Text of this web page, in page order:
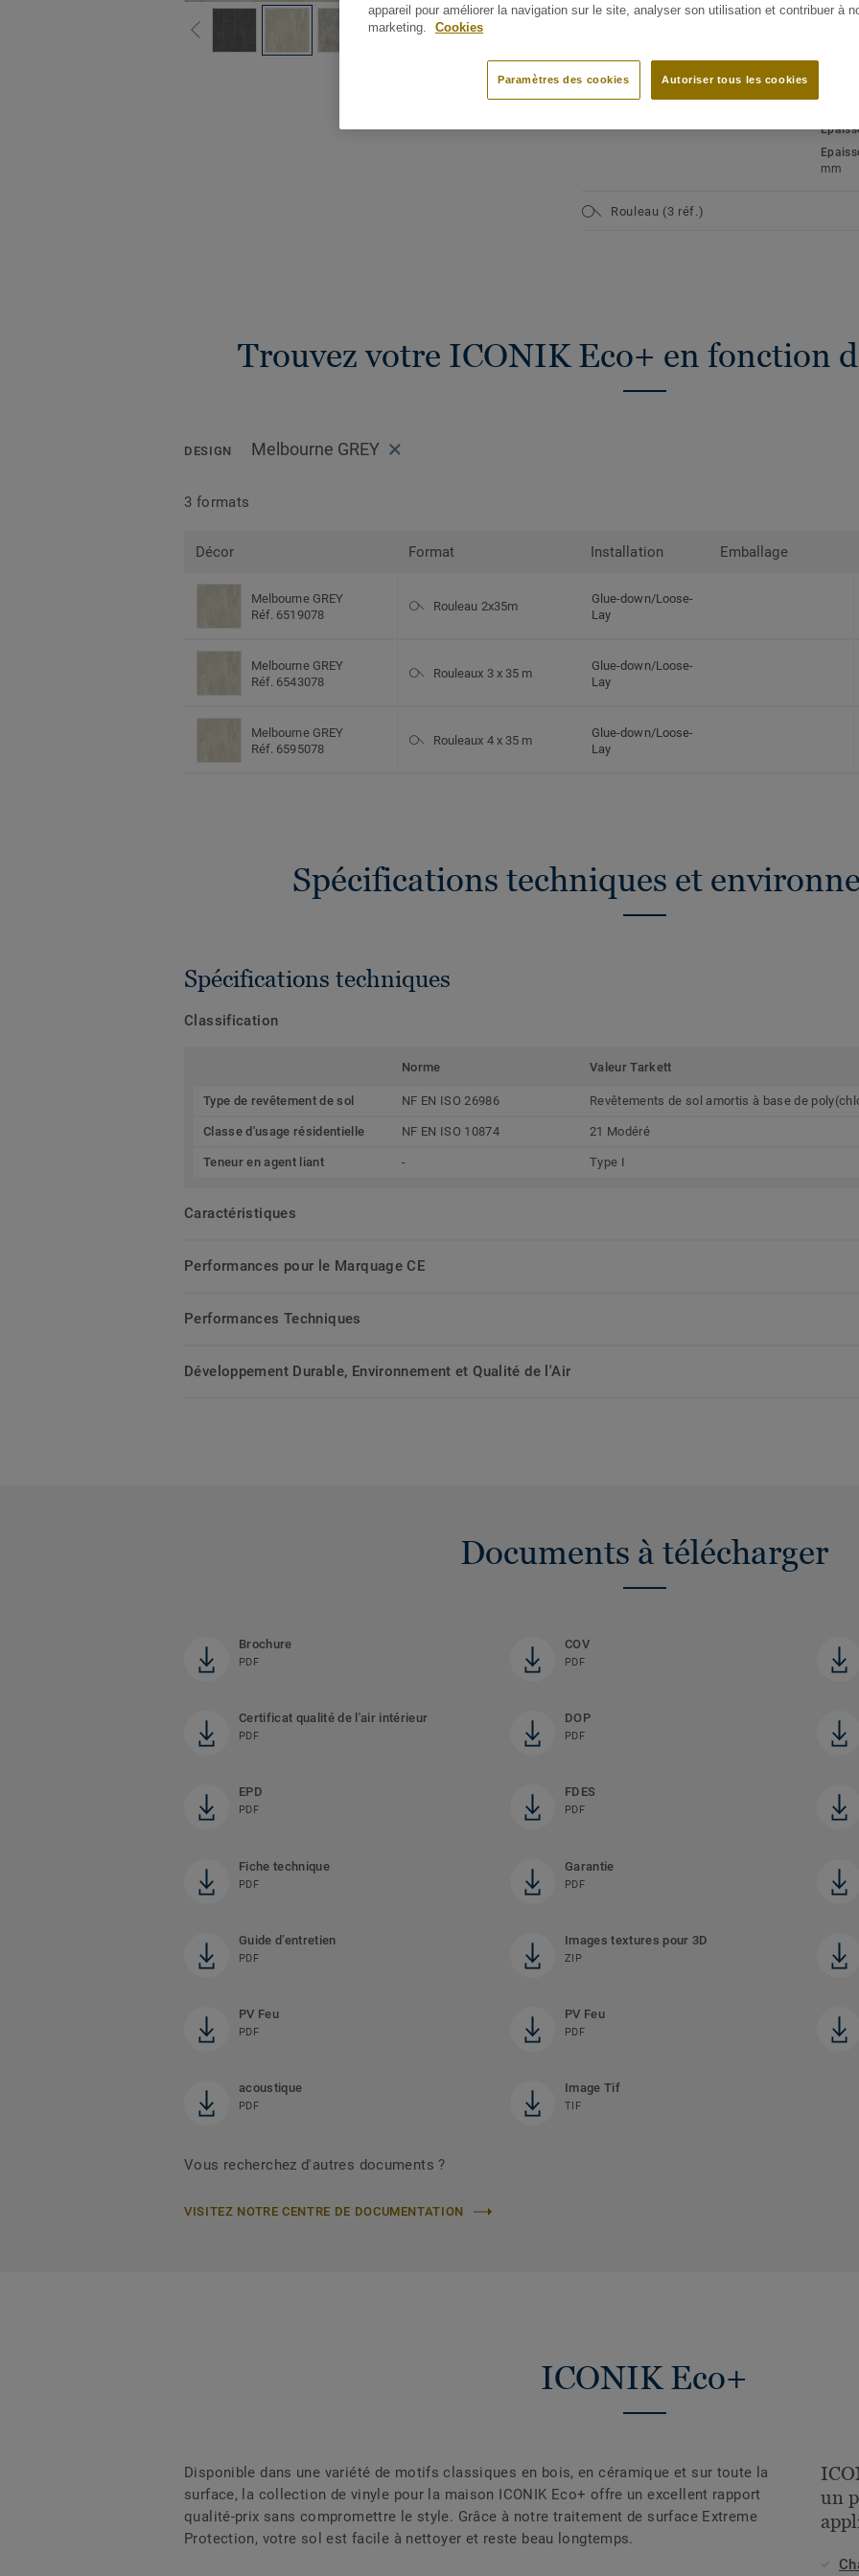
Voir tous les décors (13)
couche d'usure de 0,15 mm
rayures et aux taches
Garantie de 5 ans
Type
de
mm
Rouleau (3 réf.)
Trouvez votre ICONIK Eco+ en fonction
DESIGN Melbourne GREY
3 formats
Décor Format Installation Emballage
Melbourne GREY
Réf. 6519078
Rouleau 2x35m
Glue-down/Loose-
Lay
Melbourne GREY
Réf. 6543078
Rouleaux 3 x 35 m
Glue-down/Loose-
Lay
Melbourne GREY
Réf. 6595078
Rouleaux 4 x 35 m
Glue-down/Loose-
Lay
Spécifications techniques et
Spécifications techniques
Classification
Norme Valeur Tarkett
Type de revêtement de sol NF EN ISO 26986 Revêtements de sol amortis à base de
Classe d'usage résidentielle NF EN ISO 10874 21 Modéré
Teneur en agent liant - Type I
Caractéristiques
Performances pour le Marquage CE
Performances Techniques
Développement Durable, Environnement et Qualité de l'Air
Documents à télécharger
Brochure
PDF
COV
PDF
Certificat qualité de l'air intérieur
PDF
DOP
PDF
EPD
PDF
FDES
PDF
Fiche technique
PDF
Garantie
PDF
Guide d’entretien
PDF
Images textures pour 3D
ZIP
PV Feu
PDF
PV Feu
PDF
acoustique
PDF
Image Tif
TIF
Vous recherchez d'autres documents ?
VISITEZ NOTRE CENTRE DE DOCUMENTATION
ICONIK Eco+
Disponible dans une variété de motifs classiques en bois, en céramique et sur toute la
surface, la collection de vinyle pour la maison ICONIK Eco+ offre un excellent rapport
qualité-prix sans compromettre le style. Grâce à notre traitement de surface Extreme
Protection, votre sol est facile à nettoyer et reste beau longtemps.
un
appareil pour améliorer la navigation sur le site, analyser son utilisation et contribuer à
marketing.
Cookies
Paramètres des cookies Autoriser tous les cookies